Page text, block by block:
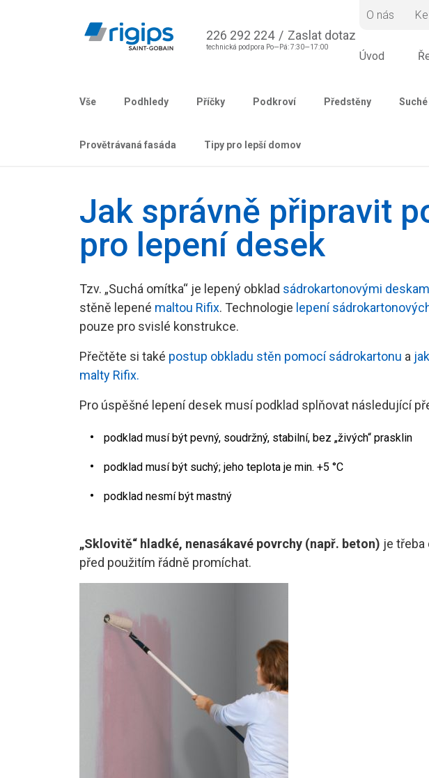
226 292 224 / Zaslat dotaz
technická podpora Po—Pá: 7:30—17:00
O nás
Úvod
Vše Podhledy Příčky Podkroví Předstěny
Provětrávaná fasáda Tipy pro lepší domov
Jak správně připravit
pro lepení desek
Tzv. „Suchá omítka“ je lepený obklad sádrokartonovými
stěně lepené maltou Rifix. Technologie lepení
pouze pro svislé konstrukce.
Přečtěte si také postup obkladu stěn pomocí sádrokartonu a
malty Rifix.
Pro úspěšné lepení desek musí podklad splňovat následující
podklad musí být pevný, soudržný, stabilní, bez „živých“ prasklin
podklad musí být suchý; jeho teplota je min. +5 °C
podklad nesmí být mastný
„Sklovitě“ hladké, nenasákavé povrchy (např. beton) je
před použitím řádně promíchat.